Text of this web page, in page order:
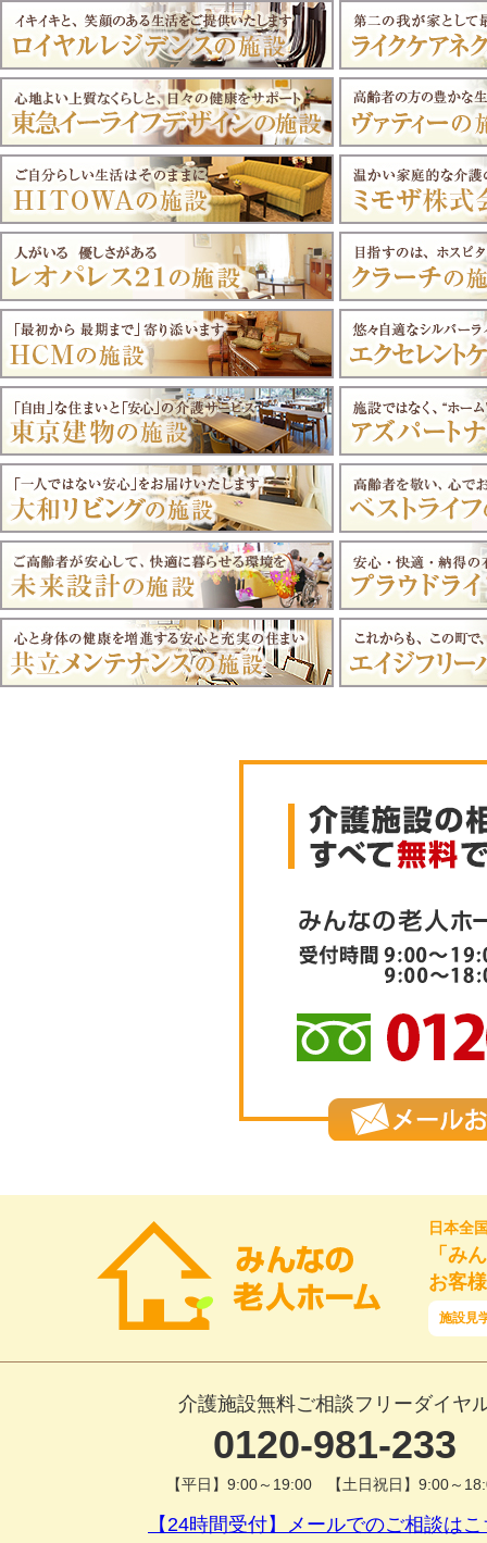
日本全
「み
お客
施設見
介護施設無料ご相談フリーダイヤ
0120-981-233
【平日】9:00～19:00 【土日祝日】9:00～
【24時間受付】メールでのご相談は